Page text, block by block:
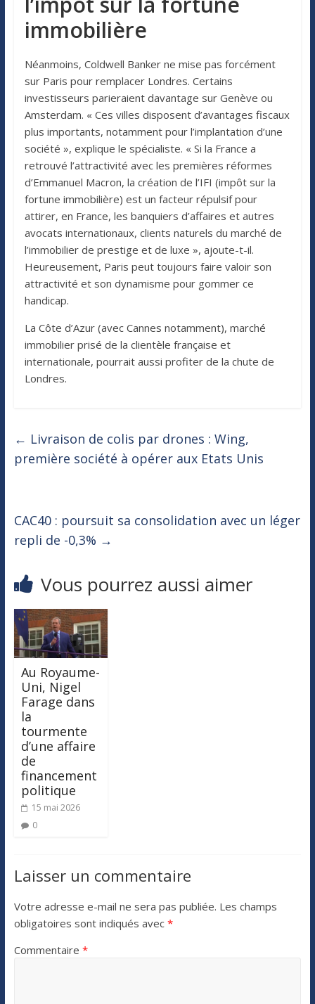
immobilière
Néanmoins, Coldwell Banker ne mise pas forcément
sur Paris pour remplacer Londres. Certains
investisseurs parieraient davantage sur Genève ou
Amsterdam. « Ces villes disposent d’avantages fiscaux
plus importants, notamment pour l’implantation d’une
société », explique le spécialiste. « Si la France a
retrouvé l’attractivité avec les premières réformes
d’Emmanuel Macron, la création de l’IFI (impôt sur la
fortune immobilière) est un facteur répulsif pour
attirer, en France, les banquiers d’affaires et autres
avocats internationaux, clients naturels du marché de
l’immobilier de prestige et de luxe », ajoute-t-il.
Heureusement, Paris peut toujours faire valoir son
attractivité et son dynamisme pour gommer ce
handicap.
La Côte d’Azur (avec Cannes notamment), marché
immobilier prisé de la clientèle française et
internationale, pourrait aussi profiter de la chute de
Londres.
← Livraison de colis par drones : Wing,
première société à opérer aux Etats Unis
CAC40 : poursuit sa consolidation avec un léger
repli de -0,3% →
Vous pourrez aussi aimer
Au Royaume-
Uni, Nigel
Farage dans
la
tourmente
d’une affaire
de
financement
politique
15 mai 2026
0
Laisser un commentaire
Votre adresse e-mail ne sera pas publiée. Les champs
obligatoires sont indiqués avec *
Commentaire *